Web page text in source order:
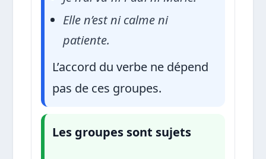
Elle n’est ni calme ni
patiente.
L’accord du verbe ne dépend
pas de ces groupes.
Les groupes sont sujets